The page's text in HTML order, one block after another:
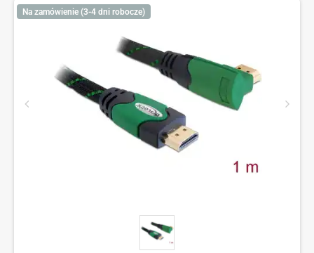
Na zamówienie (3-4 dni robocze)